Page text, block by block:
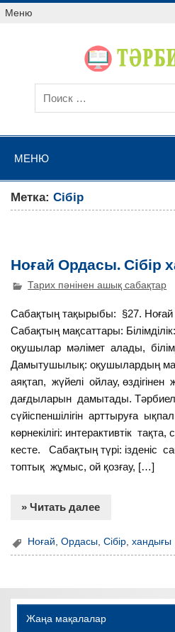
Меню
МЕНЮ
Метка:Сібір
Ноғай Ордасы. Сібір
Тарих пәнінен ашық сабақтар
Сабақтың тақырыбы: §27. Ноғай
Сабақтың мақсаттары:
оқушылар мәлімет алады,
Дамытушылық: оқушылардың
аяқтап, жүйелі ойлау, өздігінен
дағдыларын дамытады.
сүйіспеншілігін арттыруға
көрнекілігі: интерактивтік
кесте. Сабақтың түрі: ізденіс
топтық жұмыс, ой қозғау, […]
» Читать далее
Ноғай,Ордасы,Сібір,хандығы
Жаңа мақалалар